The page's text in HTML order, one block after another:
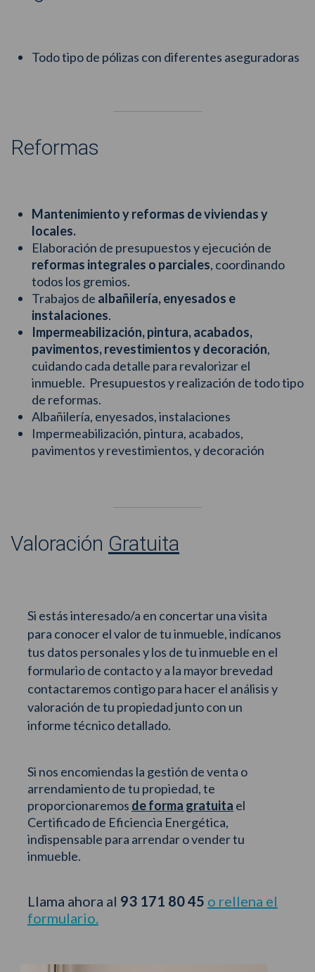
Todo tipo de pólizas con diferentes aseguradoras
Reformas
Mantenimiento y reformas de viviendas y
locales.
Elaboración de presupuestos y ejecución de
reformas integrales o parciales, coordinando
todos los gremios.
Trabajos de albañilería, enyesados e
instalaciones.
Impermeabilización, pintura, acabados,
pavimentos, revestimientos y decoración,
cuidando cada detalle para revalorizar el
inmueble. Presupuestos y realización de todo tipo
de reformas.
Albañilería, enyesados, instalaciones
Impermeabilización, pintura, acabados,
pavimentos y revestimientos, y decoración
Valoración Gratuita
Si estás interesado/a en concertar una visita
para conocer el valor de tu inmueble, indícanos
tus datos personales y los de tu inmueble en el
formulario de contacto y a la mayor brevedad
contactaremos contigo para hacer el análisis y
valoración de tu propiedad junto con un
informe técnico detallado.
Si nos encomiendas la gestión de venta o
arrendamiento de tu propiedad, te
proporcionaremos de forma gratuita el
Certificado de Eficiencia Energética,
indispensable para arrendar o vender tu
inmueble.
Llama ahora al 93 171 80 45 o rellena el
formulario.